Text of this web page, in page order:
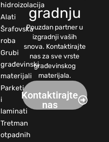
hidroizolacija
Alati
Šrafovska
roba
Grubi
građevinski
materijali
Parketi
i
laminati
Tretman
otpadnih
gradnju
Pouzdan partner u
izgradnji vaših
snova. Kontaktirajte
nas za sve vrste
građevinskog
materijala.
Kontaktirajte
nas